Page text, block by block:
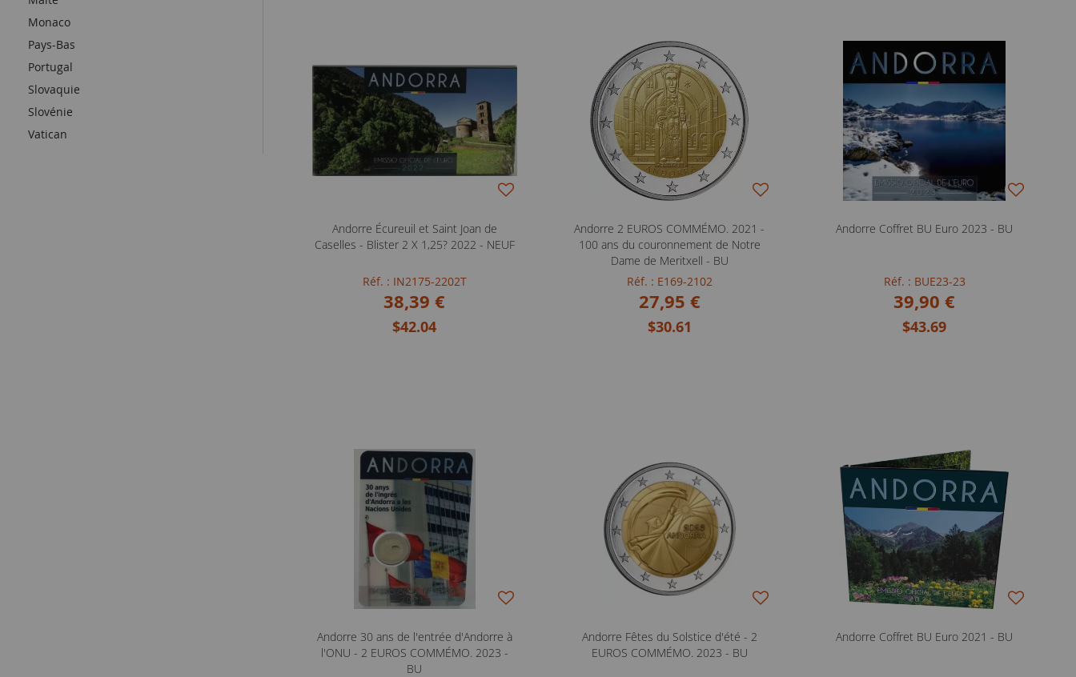
Monaco
Pays-Bas
Portugal
Slovaquie
Slovénie
Vatican
Andorre Écureuil et Saint Joan de
Caselles - Blister 2 X 1,25? 2022 - NEUF
Réf. : IN2175-2202T
38,39 €
$42.04
Andorre 2 EUROS COMMÉMO. 2021 -
100 ans du couronnement de Notre
Dame de Meritxell - BU
Réf. : E169-2102
27,95 €
$30.61
Andorre Coffret BU Euro 2023 - BU
Réf. : BUE23-23
39,90 €
$43.69
Andorre 30 ans de l'entrée d'Andorre à
l'ONU - 2 EUROS COMMÉMO. 2023 -
BU
Andorre Fêtes du Solstice d'été - 2
EUROS COMMÉMO. 2023 - BU
Andorre Coffret BU Euro 2021 - BU